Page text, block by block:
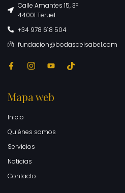
Calle Amantes 15, 3º
44001 Teruel
+34 978 618 504
fundacion@bodasdeisabel.com
Mapa web
Inicio
Quiénes somos
Servicios
Noticias
Contacto